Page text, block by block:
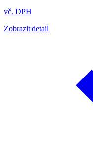
vč. DPH
Zobrazit detail